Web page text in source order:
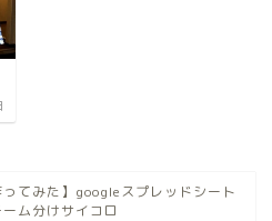
ってみた】googleスプレッドシート
ーム分けサイコロ